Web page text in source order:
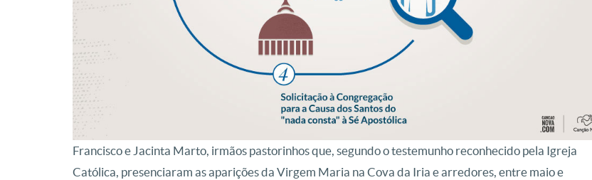
Francisco e Jacinta Marto, irmãos pastorinhos que, segundo o testemunho reconhecido pela Igreja
Católica, presenciaram as aparições da Virgem Maria na Cova da Iria e arredores, entre maio e